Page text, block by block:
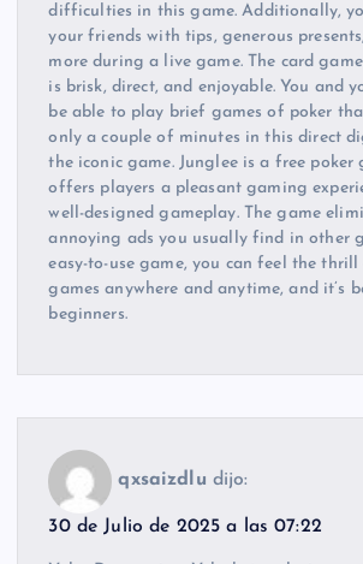
difficulties in this game. Additionally,
your friends with tips, generous
more during a live game. The card
is brisk, direct, and enjoyable. You and
be able to play brief games of poker
only a couple of minutes in this direct
the iconic game. Junglee is a free poker
offers players a pleasant gaming
well-designed gameplay. The game
annoying ads you usually find in other
easy-to-use game, you can feel the
games anywhere and anytime, and it’s
beginners.
qxsaizdlu dijo:
30 de Julio de 2025 a las 07:22